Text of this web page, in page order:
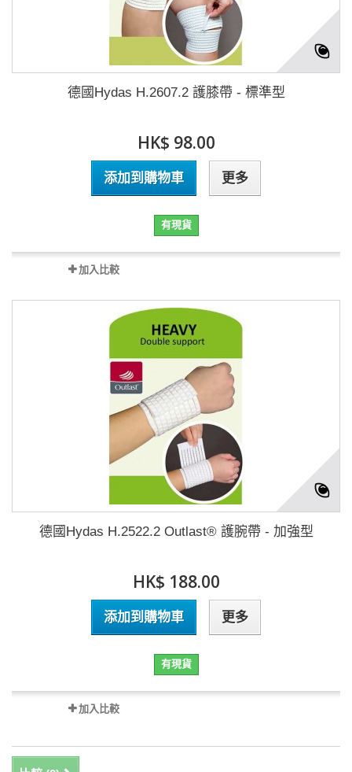
德國Hydas H.2607.2 護膝帶 - 標準型
HK$ 98.00
添加到購物車 更多
有現貨
加入比較
德國Hydas H.2522.2 Outlast® 護腕帶 - 加強型
HK$ 188.00
添加到購物車 更多
有現貨
加入比較